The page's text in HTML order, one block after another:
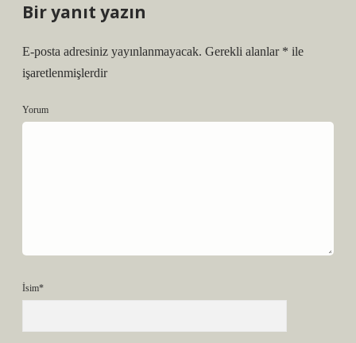
Bir yanıt yazın
E-posta adresiniz yayınlanmayacak. Gerekli alanlar * ile
işaretlenmişlerdir
Yorum
İsim*